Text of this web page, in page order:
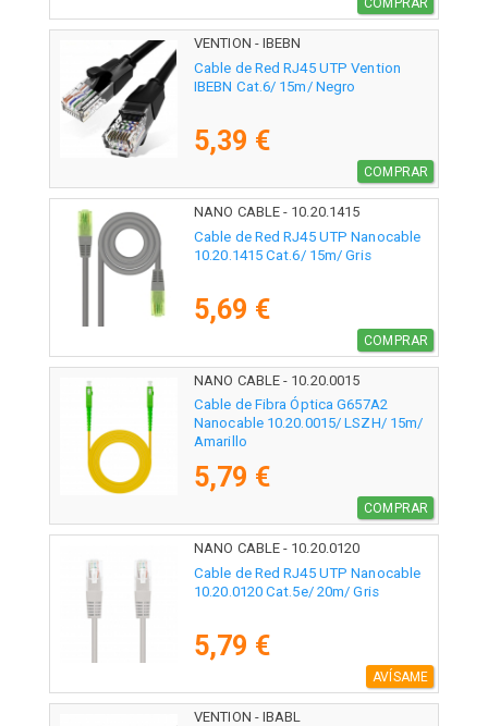
COMPRAR
VENTION - IBEBN
Cable de Red RJ45 UTP Vention
IBEBN Cat.6/ 15m/ Negro
5,39 €
COMPRAR
NANO CABLE - 10.20.1415
Cable de Red RJ45 UTP Nanocable
10.20.1415 Cat.6/ 15m/ Gris
5,69 €
COMPRAR
NANO CABLE - 10.20.0015
Cable de Fibra Óptica G657A2
Nanocable 10.20.0015/ LSZH/ 15m/
Amarillo
5,79 €
COMPRAR
NANO CABLE - 10.20.0120
Cable de Red RJ45 UTP Nanocable
10.20.0120 Cat.5e/ 20m/ Gris
5,79 €
AVÍSAME
VENTION - IBABL